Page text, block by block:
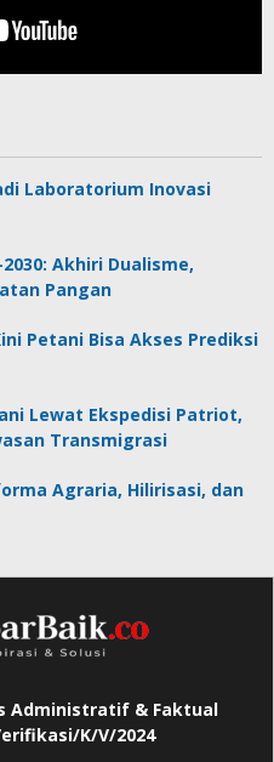
Laboratorium Inovasi
Akhiri Dualisme,
Pangan
Petani Bisa Akses Prediksi
Lewat Ekspedisi Patriot,
Transmigrasi
Agraria, Hilirisasi, dan
Administratif & Faktual
K/V/2024